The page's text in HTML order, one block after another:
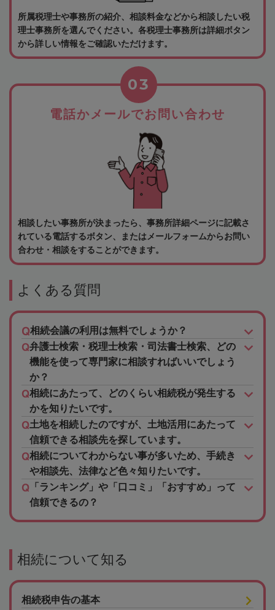
所属税理士や事務所の紹介、相談料金などから相談したい税
理士事務所を選んでください。各税理士事務所は詳細ボタン
から詳しい情報をご確認いただけます。
電話かメールでお問い合わせ
03
相談したい事務所が決まったら、事務所詳細ページに記載さ
れている電話するボタン、またはメールフォームからお問い
合わせ・相談をすることができます。
よくある質問
相続会議の利用は無料でしょうか？
弁護士検索・税理士検索・司法書士検索、どの
機能を使って専門家に相談すればいいでしょう
か？
相続にあたって、どのくらい相続税が発生する
かを知りたいです。
土地を相続したのですが、土地活用にあたって
信頼できる相談先を探しています。
相続についてわからない事が多いため、手続き
や相談先、法律など色々知りたいです。
「ランキング」や「口コミ」「おすすめ」って
信頼できるの？
相続について知る
相続税申告の基本